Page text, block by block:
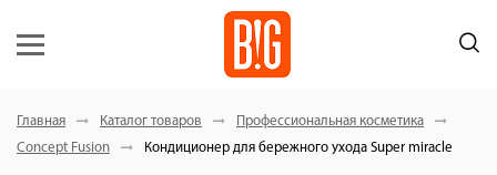
Главная Каталог товаров
Профессиональная косметика
Concept Fusion
Кондиционер для бережного ухода Super miracle